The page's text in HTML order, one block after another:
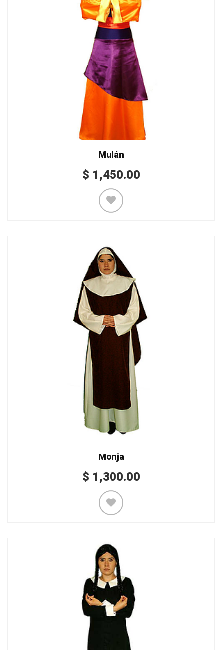
Mulán
$ 1,450.00
Monja
$ 1,300.00